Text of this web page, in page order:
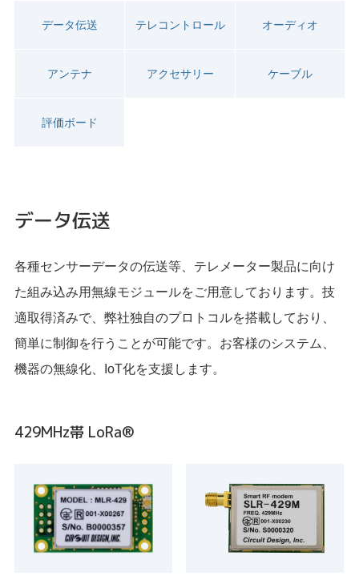
データ伝送 テレコントロール オーディオ
アンテナ アクセサリー ケーブル
評価ボード
データ伝送
各種センサーデータの伝送等、テレメーター製品に向け
た組み込み用無線モジュールをご用意しております。技
適取得済みで、弊社独自のプロトコルを搭載しており、
簡単に制御を行うことが可能です。お客様のシステム、
機器の無線化、IoT化を支援します。
429MHz帯 LoRa®